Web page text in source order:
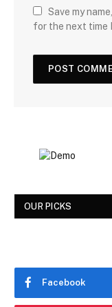
Save my
for the next time
OUR PICKS
Facebook